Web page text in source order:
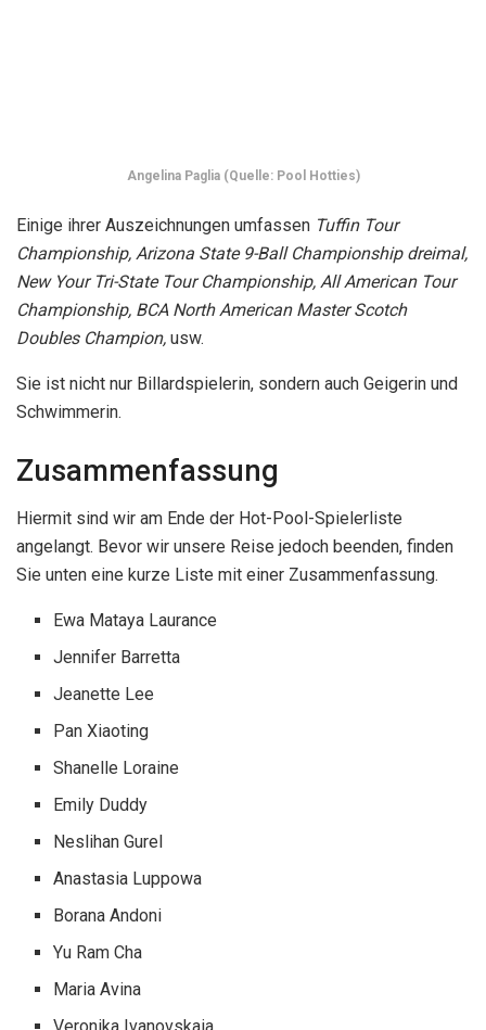
Hiermit sind wir am Ende der Hot-Pool-Spielerliste
angelangt. Bevor wir unsere Reise jedoch beenden, finden
Sie unten eine kurze Liste mit einer Zusammenfassung.
Ewa Mataya Laurance
Jennifer Barretta
Emily Duddy
Neslihan Gurel
Anastasia Luppowa
Borana Andoni
Yu Ram Cha
Maria Avina
Veronika Ivanovskaia
Angelina Paglia
meisten ermüdenden Spielen, in denen das Männchen
dominiert, sind die Weibchen überall aufgeblüht.
Lernen Sie die 13 besten Billardspielerinnen kennen,
Nehmen Sie zum Beispiel Pool/Billard! Ihre geschickten
Spiel suchen, während ihre natürliche Schönheit unsere